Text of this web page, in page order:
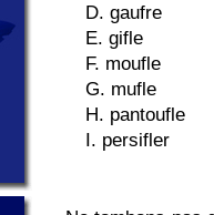
D. gaufre
E. gifle
F. moufle
G. mufle
H. pantoufle
I. persifler